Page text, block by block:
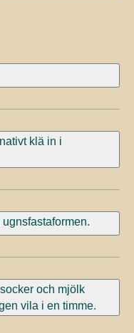
klä in i
och mjölk
vila i en timme.